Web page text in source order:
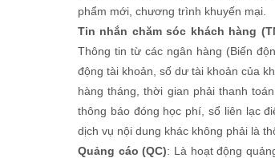
phẩm mới, chương trình khuyến mại.
Tin nhắn chăm sóc khách hàng
Thông tin từ các ngân hàng (Biến
động tài khoản, số dư tài khoản của
hàng tháng, thời gian phải thanh
thông báo đóng học phí, sổ liên lạc
dịch vụ nội dung khác không phải là
Quảng cáo (QC): Là hoạt động